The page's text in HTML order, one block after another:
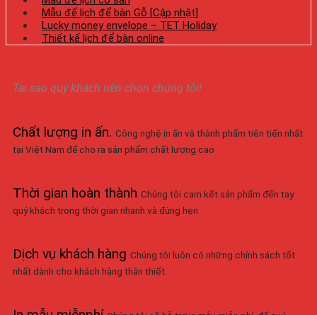
Mẫu đế lịch để bàn Gỗ [Cập nhật]
Lucky money envelope – TET Holiday
Thiết kế lịch để bàn online
Tại sao quý khách nên chọn chúng tôi!
Chất lượng in ấn. Công nghệ in ấn và thành phẩm tiên tiến nhất
tại Việt Nam để cho ra sản phẩm chất lượng cao
Thời gian hoàn thành Chúng tôi cam kết sản phẩm đến tay
quý khách trong thời gian nhanh và đúng hẹn
Dịch vụ khách hàng Chúng tôi luôn có những chính sách tốt
nhất dành cho khách hàng thân thiết.